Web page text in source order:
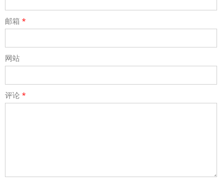
邮箱 *
网站
评论 *